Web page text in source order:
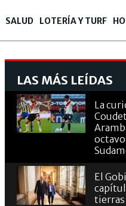
SALUD LOTERÍA Y TURF
LAS MÁS LEÍDAS
La
El
tierras